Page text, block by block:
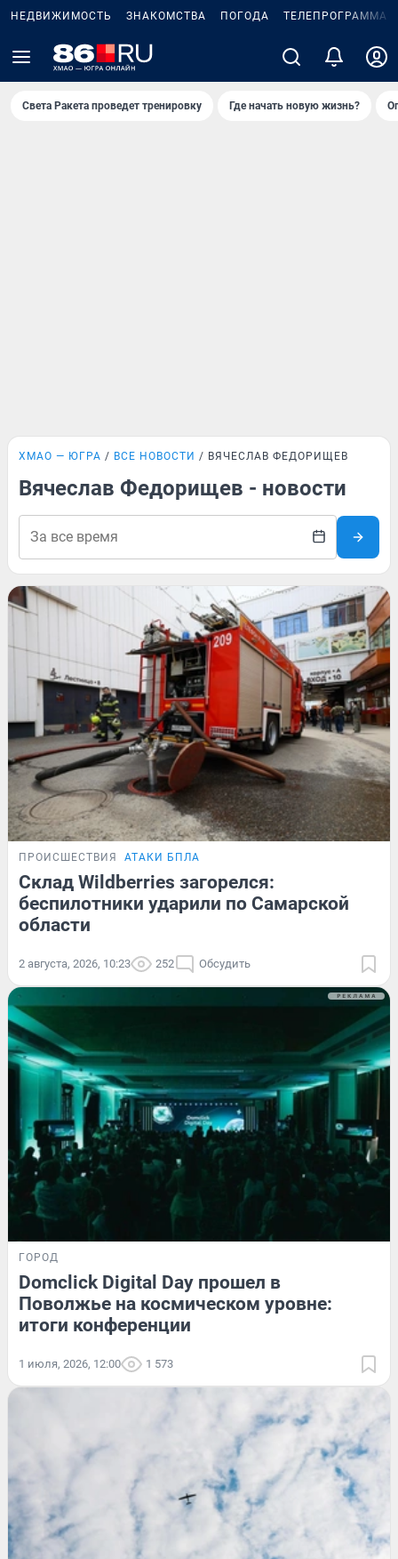
НЕДВИЖИМОСТЬ ЗНАКОМСТВА ПОГОДА ТЕЛЕПРОГРАММА
Света Ракета проведет тренировку Где начать новую жизнь?
ХМАО — ЮГРА ВСЕ НОВОСТИ ВЯЧЕСЛАВ ФЕДОРИЩЕВ
Вячеслав Федорищев - новости
ПРОИСШЕСТВИЯ АТАКИ БПЛА
Склад Wildberries загорелся:
беспилотники ударили по Самарской
области
2 августа, 2026, 10:23 252 Обсудить
ГОРОД
Domclick Digital Day прошел в
Поволжье на космическом уровне:
итоги конференции
1 июля, 2026, 12:00 1 573